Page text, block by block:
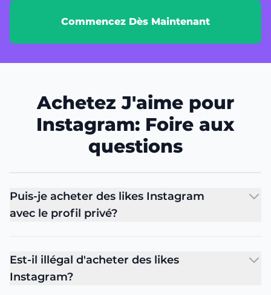
Commencez Dès Maintenant
Achetez J'aime pour
Instagram: Foire aux
questions
Puis-je acheter des likes Instagram
avec le profil privé?
Est-il illégal d'acheter des likes
Instagram?